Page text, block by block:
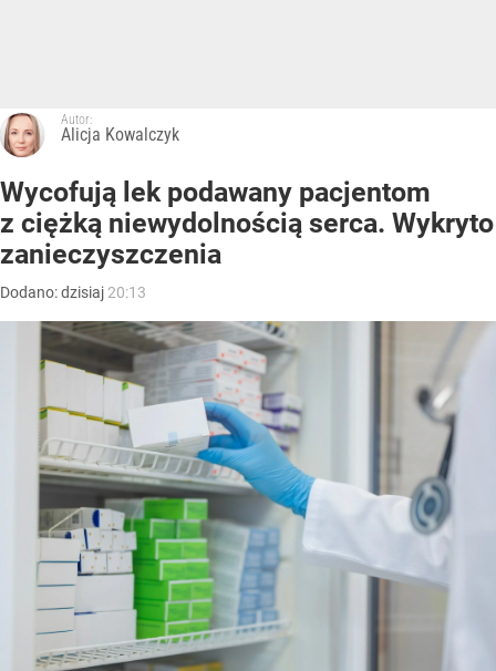
Autor:
Alicja Kowalczyk
Wycofują lek podawany pacjentom
z ciężką niewydolnością serca. Wykryto
zanieczyszczenia
Dodano:dzisiaj 20:13